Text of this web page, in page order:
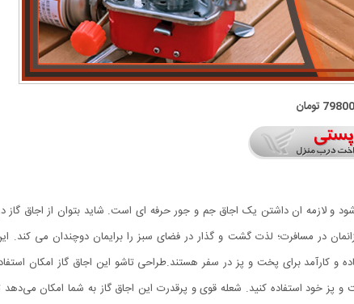
تومان
لازمه ان داشتن یک اجاق جم و جور حرفه ای است. شاید بتوان از اجاق گاز
در مسافرت؛ لذت گشت و گذار در فضای سبز را برایمان دوچندان می کند.
و کارآمد برای پخت و پز در سفر هستند.طراحی تاشو این اجاق گاز امکان
پز خود استفاده کنید. شعله قوی و پرقدرت این اجاق گاز به شما امکان